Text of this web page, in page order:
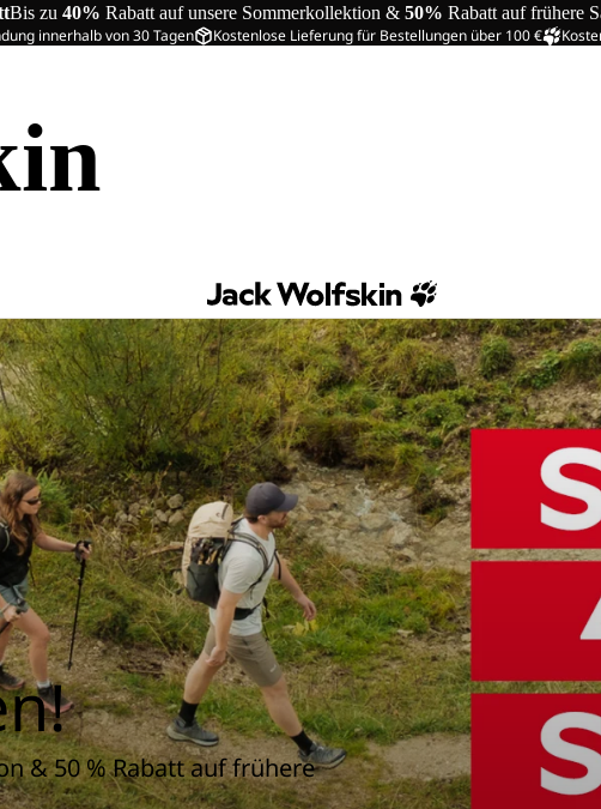
Bis zu 40% Rabatt auf unsere Sommerkollektion & 50% Rabatt auf frühere
innerhalb von 30 Tagen Kostenlose Lieferung für Bestellungen über 100 €
& 50 % Rabatt auf frühere